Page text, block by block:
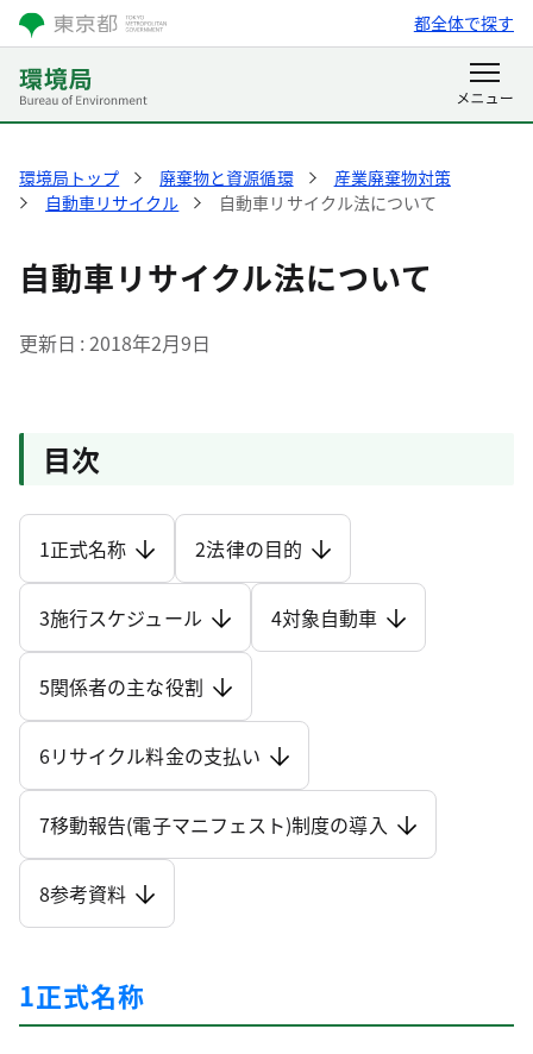
都全体で探す
環境局トップ 廃棄物と資源循環
産業廃棄物対策
自動車リサイクル
自動車リサイクル法について
自動車リサイクル法について
更新日 2018年2月9日
目次
1正式名称 2法律の目的
3施行スケジュール 4対象自動車
5関係者の主な役割
6リサイクル料金の支払い
7移動報告(電子マニフェスト)制度の導入
8参考資料
1正式名称